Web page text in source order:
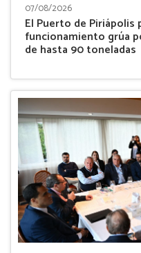
07/08/2026
El Puerto de
funcionamiento grúa
de hasta 90 toneladas